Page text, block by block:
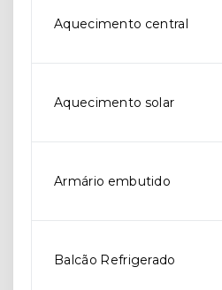
Aquecimento central
Aquecimento solar
Armário embutido
Balcão Refrigerado